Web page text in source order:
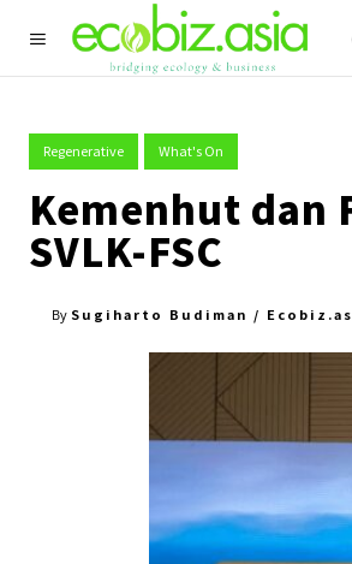
Regenerative What's On
Kemenhut dan
SVLK-FSC
By Sugiharto Budiman /